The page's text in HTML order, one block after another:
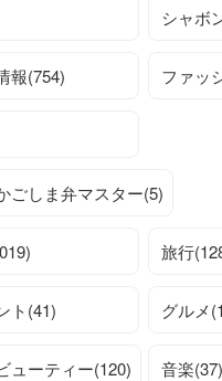
シャボ
報(754) ファッ
ごしま弁マスター(5)
旅行
ト(41) グルメ
ューティー(120) 音楽(37)